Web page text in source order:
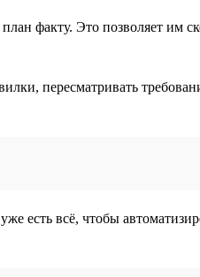
факту. Это позволяет им
пересматривать
есть всё, чтобы